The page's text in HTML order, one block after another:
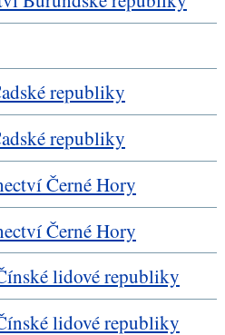
republiky
republiky
Černé Hory
Černé Hory
lidové republiky
lidové republiky